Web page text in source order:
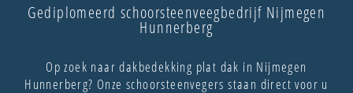
Gediplomeerd schoorsteenveegbedrijf Nijmegen
Hunnerberg
Op zoek naar dakbedekking plat dak in Nijmegen
Hunnerberg? Onze schoorsteenvegers staan direct voor u